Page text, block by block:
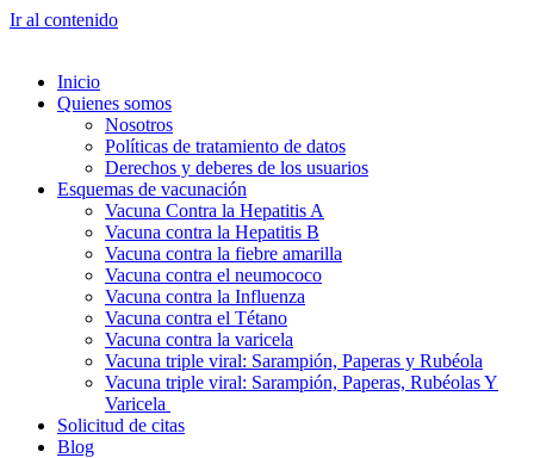
Ir al contenido
Inicio
Quienes somos
Nosotros
Políticas de tratamiento de datos
Derechos y deberes de los usuarios
Esquemas de vacunación
Vacuna Contra la Hepatitis A
Vacuna contra la Hepatitis B
Vacuna contra la fiebre amarilla
Vacuna contra el neumococo
Vacuna contra la Influenza
Vacuna contra el Tétano
Vacuna contra la varicela
Vacuna triple viral: Sarampión, Paperas y Rubéola
Vacuna triple viral: Sarampión, Paperas, Rubéolas Y
Varicela
Solicitud de citas
Blog